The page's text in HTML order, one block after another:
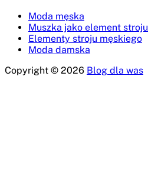
Moda męska
Muszka jako element stroju
Elementy stroju męskiego
Moda damska
Copyright © 2026 Blog dla was